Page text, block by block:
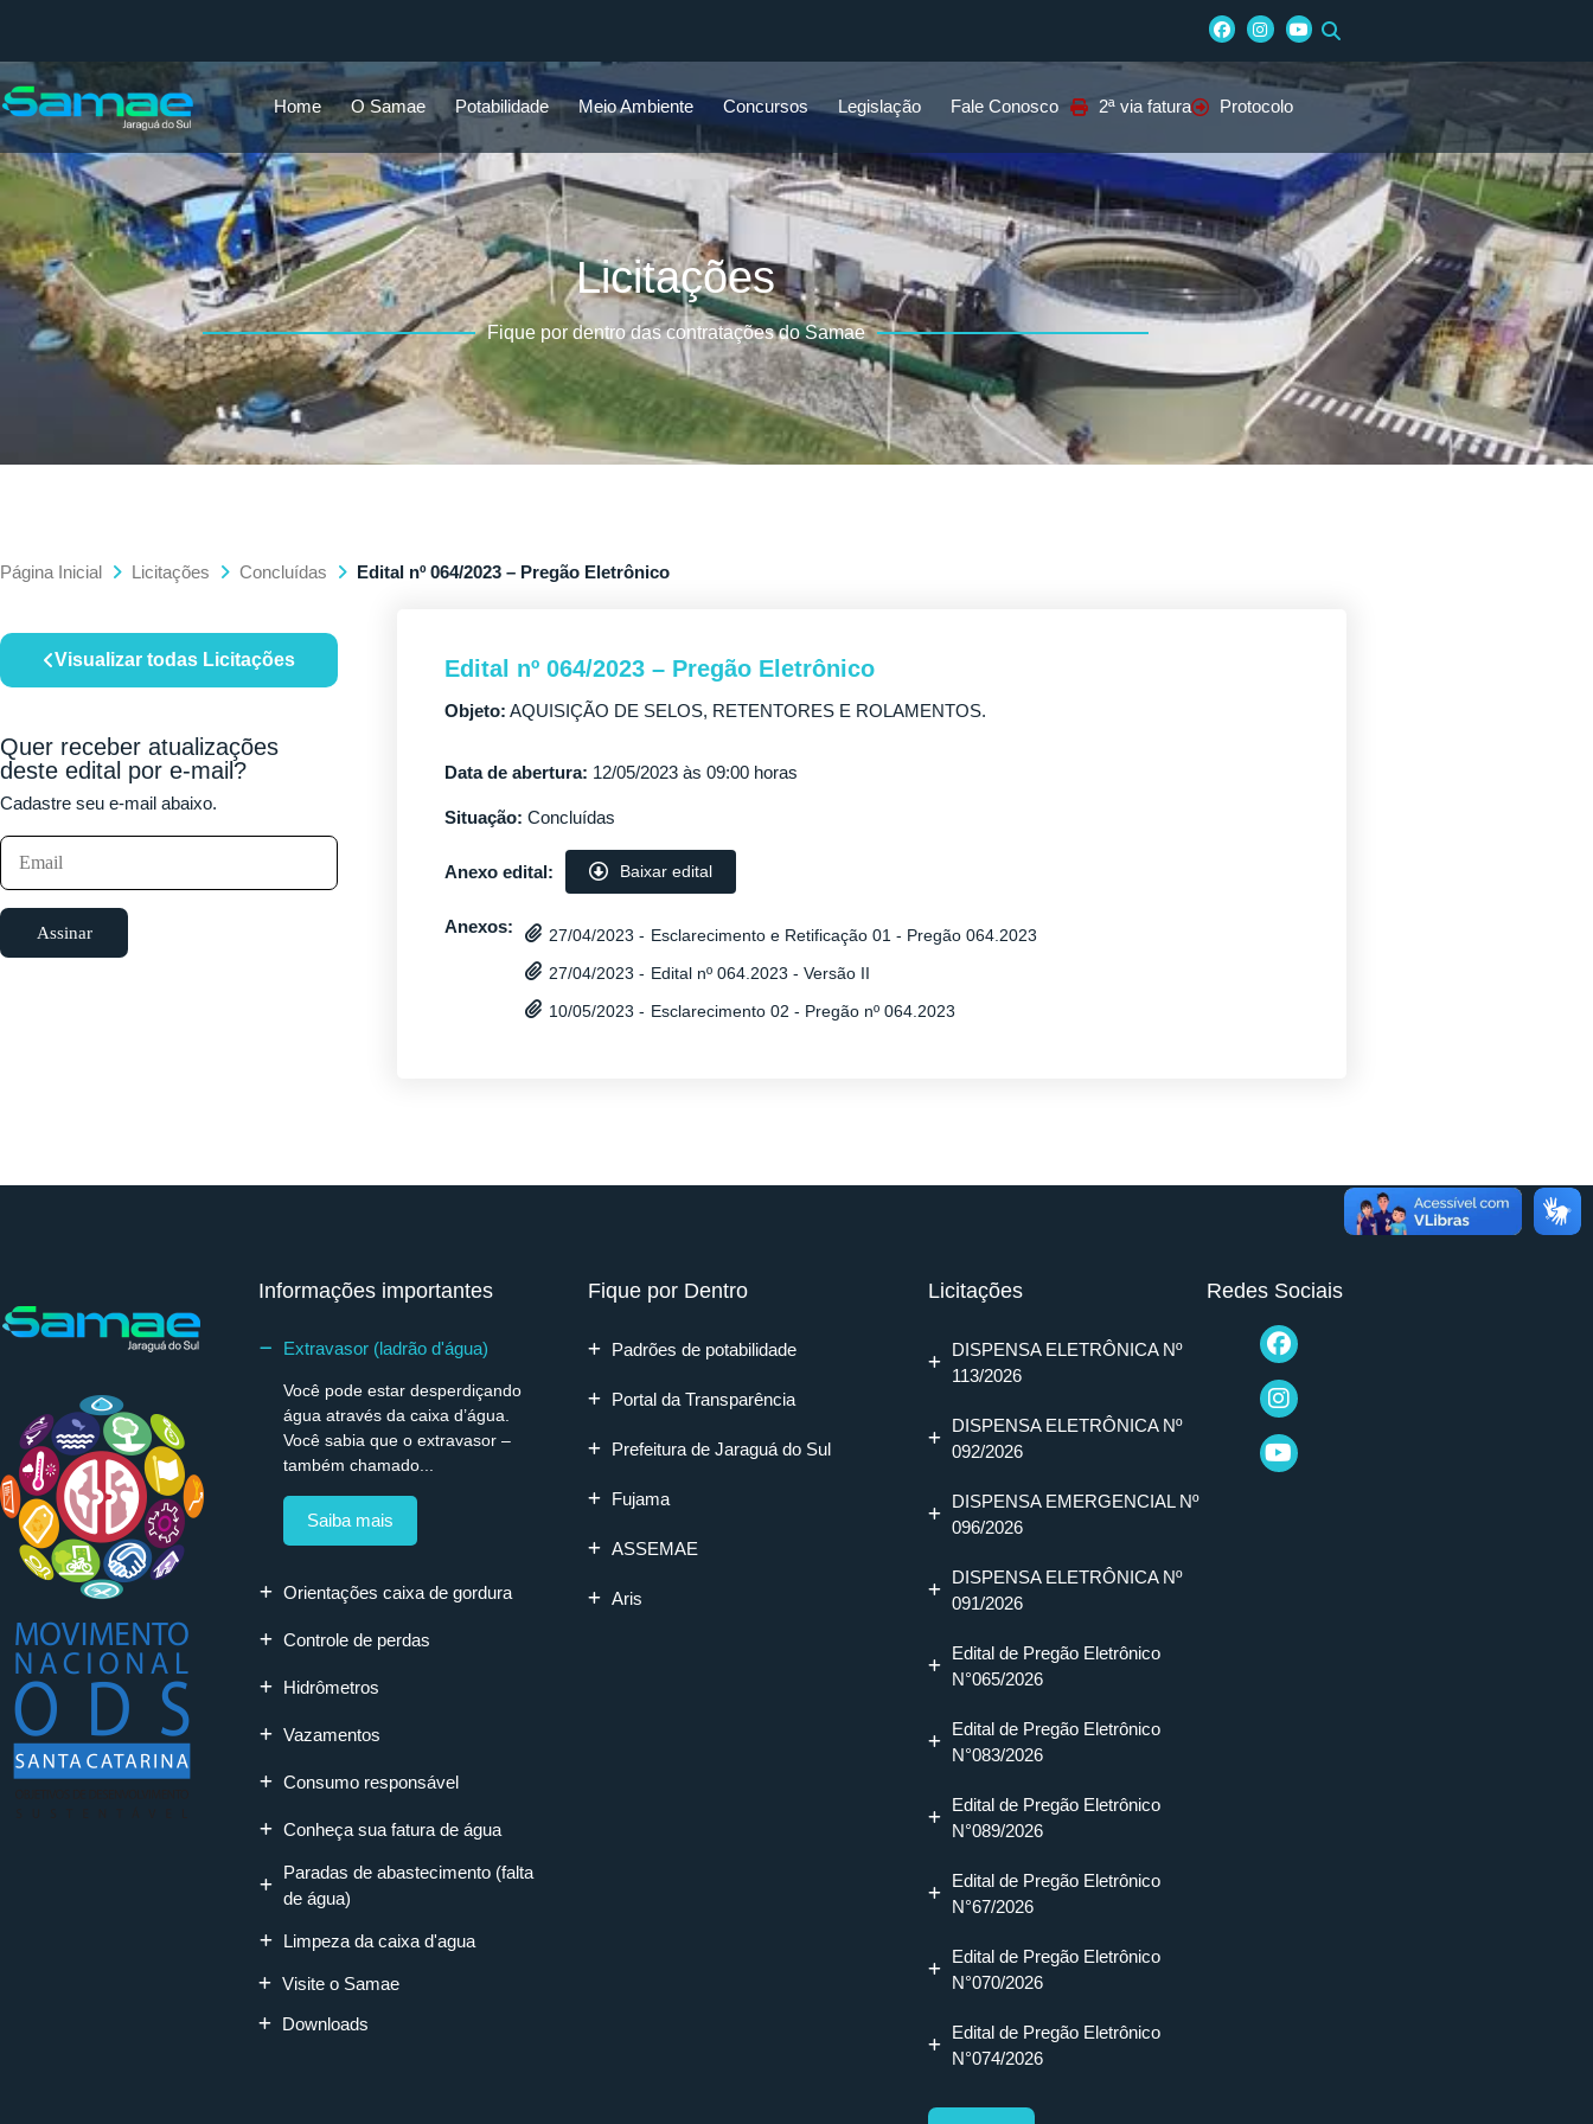
Home O Samae Potabilidade Meio Ambiente Concursos Legislação Fale Conosco 2ª via fatura Protocolo
Licitações
Fique por dentro das contratações do Samae
Página Inicial Licitações Concluídas Edital nº 064/2023 – Pregão Eletrônico
Visualizar todas Licitações
Quer receber atualizações
deste edital por e-mail?
Cadastre seu e-mail abaixo.
Assinar
Edital nº 064/2023 – Pregão Eletrônico
Objeto: AQUISIÇÃO DE SELOS, RETENTORES E ROLAMENTOS.
Data de abertura: 12/05/2023 às 09:00 horas
Situação: Concluídas
Anexo edital: Baixar edital
Anexos: 27/04/2023 - Esclarecimento e Retificação 01 - Pregão 064.2023
27/04/2023 - Edital nº 064.2023 - Versão II
10/05/2023 - Esclarecimento 02 - Pregão nº 064.2023
Informações importantes
Extravasor (ladrão d'água)
Você pode estar desperdiçando
água através da caixa d’água.
Você sabia que o extravasor –
também chamado...
Saiba mais
Orientações caixa de gordura
Controle de perdas
Hidrômetros
Vazamentos
Consumo responsável
Conheça sua fatura de água
Paradas de abastecimento (falta
de água)
Limpeza da caixa d'agua
Visite o Samae
Downloads
Fique por Dentro
Padrões de potabilidade
Portal da Transparência
Prefeitura de Jaraguá do Sul
Fujama
ASSEMAE
Aris
Licitações
DISPENSA ELETRÔNICA Nº
113/2026
DISPENSA ELETRÔNICA Nº
092/2026
DISPENSA EMERGENCIAL Nº
096/2026
DISPENSA ELETRÔNICA Nº
091/2026
Edital de Pregão Eletrônico
N°065/2026
Edital de Pregão Eletrônico
N°083/2026
Edital de Pregão Eletrônico
N°089/2026
Edital de Pregão Eletrônico
N°67/2026
Edital de Pregão Eletrônico
N°070/2026
Edital de Pregão Eletrônico
N°074/2026
Redes Sociais